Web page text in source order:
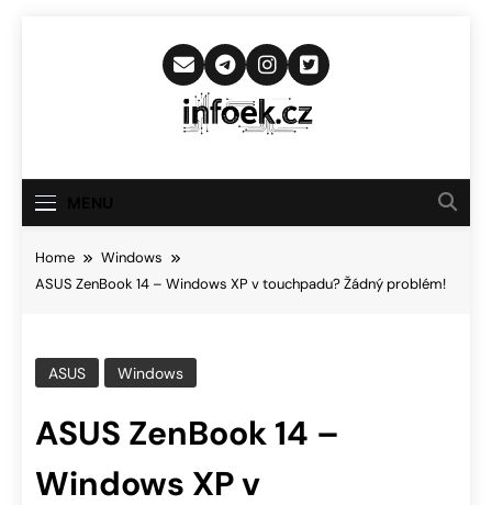
Infoek.cz
Novinkám
Home
Windows
ASUS ZenBook 14 – Windows XP v touchpadu? Žádný problém!
ASUS Windows
ASUS ZenBook 14 –
Windows XP v